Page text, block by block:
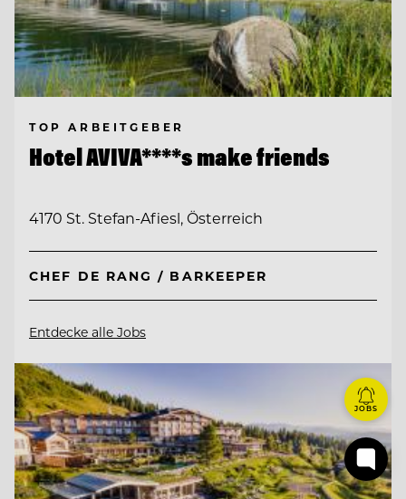
TOP ARBEITGEBER
Hotel AVIVA****s make friends
4170 St. Stefan-Afiesl, Österreich
CHEF DE RANG / BARKEEPER
Entdecke alle Jobs
JOBS